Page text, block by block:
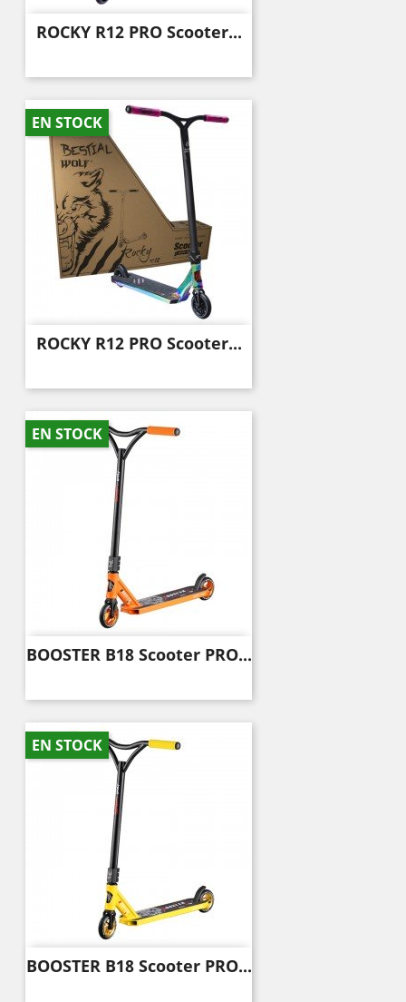
ROCKY R12 PRO Scooter...
ROCKY R12 PRO Scooter...
EN STOCK
BOOSTER B18 Scooter PRO...
EN STOCK
BOOSTER B18 Scooter PRO...
EN STOCK